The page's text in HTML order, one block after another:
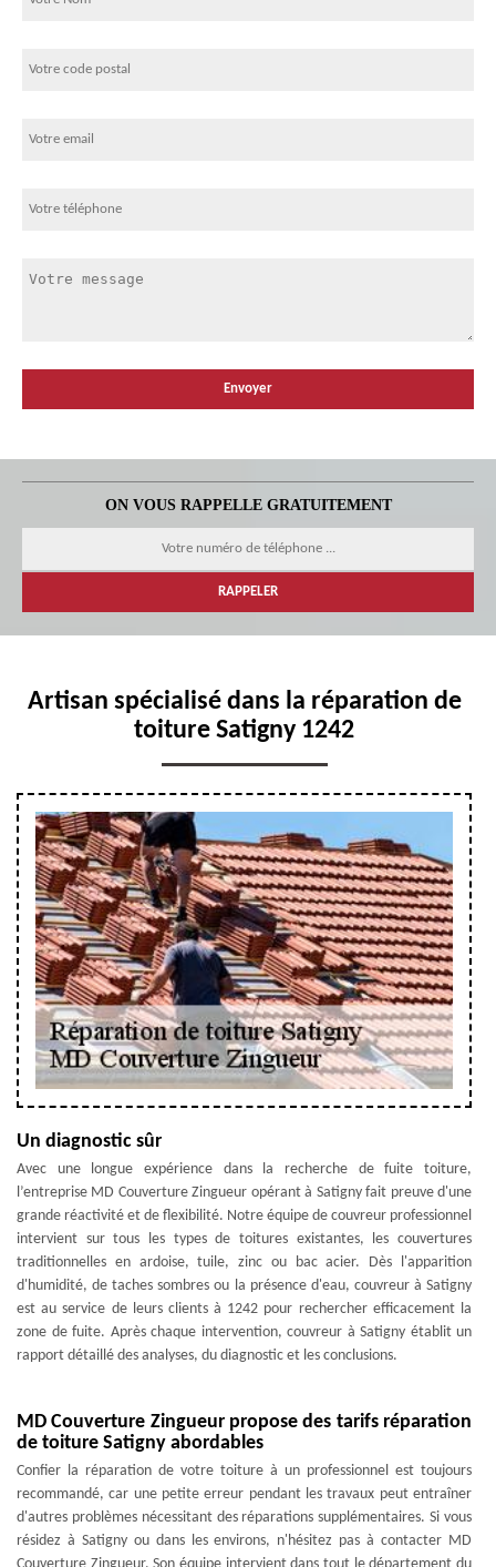
ON VOUS RAPPELLE GRATUITEMENT
Artisan spécialisé dans la réparation de
toiture Satigny 1242
Un diagnostic sûr
Avec une longue expérience dans la recherche de fuite toiture,
l’entreprise MD Couverture Zingueur opérant à Satigny fait preuve d'une
grande réactivité et de flexibilité. Notre équipe de couvreur professionnel
intervient sur tous les types de toitures existantes, les couvertures
traditionnelles en ardoise, tuile, zinc ou bac acier. Dès l'apparition
d'humidité, de taches sombres ou la présence d'eau, couvreur à Satigny
est au service de leurs clients à 1242 pour rechercher efficacement la
zone de fuite. Après chaque intervention, couvreur à Satigny établit un
rapport détaillé des analyses, du diagnostic et les conclusions.
MD Couverture Zingueur propose des tarifs réparation
de toiture Satigny abordables
Confier la réparation de votre toiture à un professionnel est toujours
recommandé, car une petite erreur pendant les travaux peut entraîner
d'autres problèmes nécessitant des réparations supplémentaires. Si vous
résidez à Satigny ou dans les environs, n'hésitez pas à contacter MD